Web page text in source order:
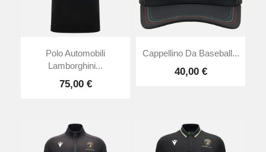
Polo Automobili
Lamborghini...
75,00 €
Cappellino Da Baseball...
40,00 €